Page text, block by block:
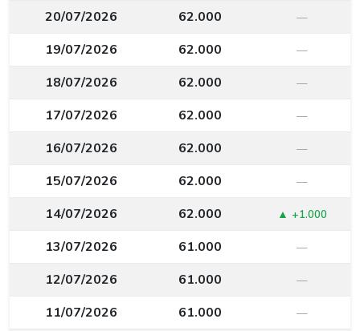
20/07/2026 62.000 —
19/07/2026 62.000 —
18/07/2026 62.000 —
17/07/2026 62.000 —
16/07/2026 62.000 —
15/07/2026 62.000 —
14/07/2026 62.000 ▲ +1.000
13/07/2026 61.000 —
12/07/2026 61.000 —
11/07/2026 61.000 —